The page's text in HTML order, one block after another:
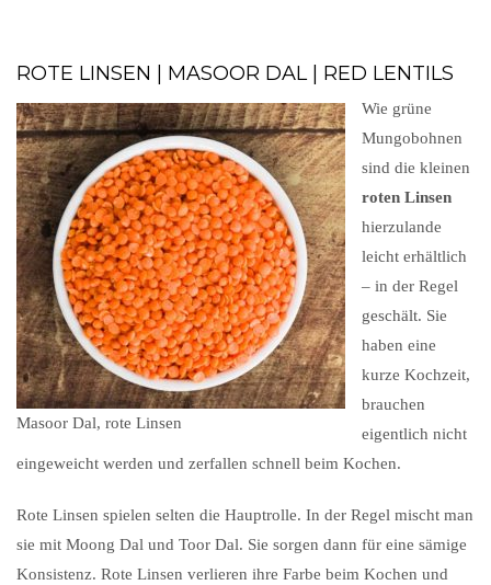
ROTE LINSEN | MASOOR DAL | RED LENTILS
Masoor Dal, rote Linsen
Wie grüne
Mungobohnen
sind die kleinen
roten Linsen
hierzulande
leicht erhältlich
– in der Regel
geschält. Sie
haben eine
kurze Kochzeit,
brauchen
eigentlich nicht
eingeweicht werden und zerfallen schnell beim Kochen.
Rote Linsen spielen selten die Hauptrolle. In der Regel mischt man
sie mit Moong Dal und Toor Dal. Sie sorgen dann für eine sämige
Konsistenz. Rote Linsen verlieren ihre Farbe beim Kochen und